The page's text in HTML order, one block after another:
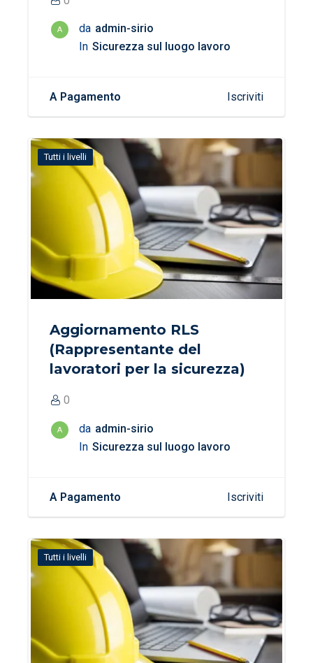
A da admin-sirio
In Sicurezza sul luogo lavoro
A Pagamento Iscriviti
Tutti i livelli
Aggiornamento RLS
(Rappresentante del
lavoratori per la sicurezza)
0
A da admin-sirio
In Sicurezza sul luogo lavoro
A Pagamento Iscriviti
Tutti i livelli